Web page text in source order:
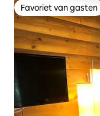
Favoriet van gasten
Favoriet van gasten